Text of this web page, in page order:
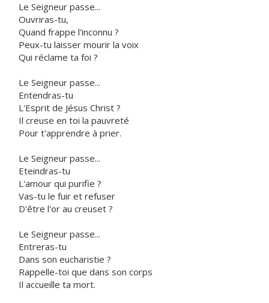
Le Seigneur passe...
Ouvriras-tu,
Quand frappe l'inconnu ?
Peux-tu laisser mourir la voix
Qui réclame ta foi ?
Le Seigneur passe...
Entendras-tu
L'Esprit de Jésus Christ ?
Il creuse en toi la pauvreté
Pour t'apprendre à prier.
Le Seigneur passe...
Eteindras-tu
L'amour qui purifie ?
Vas-tu le fuir et refuser
D'être l'or au creuset ?
Le Seigneur passe...
Entreras-tu
Dans son eucharistie ?
Rappelle-toi que dans son corps
Il accueille ta mort.